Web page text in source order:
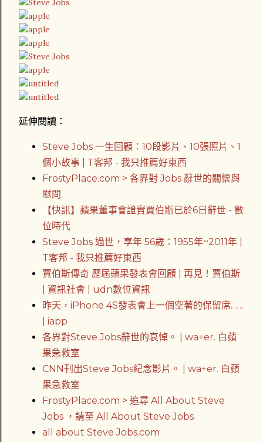
延伸閱讀：
Steve Jobs 一生回顧：10段影片、10張照片、1
個小故事 | T客邦 - 我只推薦好東西
FrostyPlace.com > 各界對 Jobs 辭世的關懷與
慰問
【快訊】蘋果董事會證實賈伯斯已於6日辭世 - 數
位時代
Steve Jobs 過世，享年 56歲：1955年~2011年 |
T客邦 - 我只推薦好東西
賈伯斯傳奇 歷屆蘋果發表會回顧 | 再見！賈伯斯
| 資訊社會 | udn數位資訊
昨天，iPhone 4S發表會上一個空著的保留席……
| iapp
各界對Steve Jobs辭世的哀悼。 | wa+er. 白蘋
果急救室
CNN刊出Steve Jobs紀念影片。 | wa+er. 白蘋
果急救室
FrostyPlace.com > 追尋 All About Steve
Jobs ，請至 All About Steve Jobs
all about Steve Jobs.com